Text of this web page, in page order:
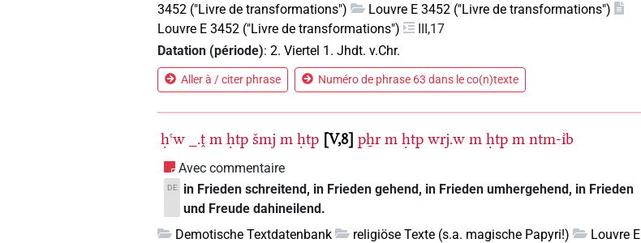
3452 ("Livre de transformations")
Louvre E 3452 ("Livre de transformations")
Louvre E 3452 ("Livre de transformations")
III,17
Datation (période):2. Viertel 1. Jhdt. v.Chr.
Aller à / citer phrase Numéro de phrase 63 dans le co(n)texte
ḥꜥw _.ṱ m ḥtp šmj m ḥtp V,8 pẖr m ḥtp wrj.w m ḥtp m ntm-ı͗b
Avec commentaire
DE
in Frieden schreitend, in Frieden gehend, in Frieden umhergehend, in Frieden
und Freude dahineilend.
Demotische Textdatenbank
religiöse Texte (s.a. magische Papyri!)
Louvre E